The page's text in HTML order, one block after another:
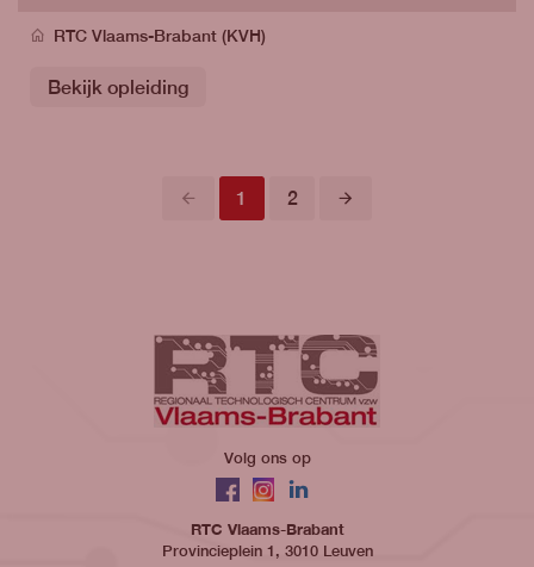
RTC Vlaams-Brabant (KVH)
Bekijk opleiding
Vorige
1 2 Volgende
Volg ons op
Facebook
Instagram
LinkedIn
RTC Vlaams-Brabant
Provincieplein 1, 3010 Leuven